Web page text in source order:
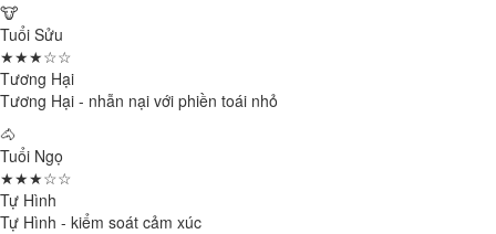
🐮
Tuổi Sửu
★★★☆☆
Tương Hại
Tương Hại - nhẫn nại với phiền toái nhỏ
🐴
Tuổi Ngọ
★★★☆☆
Tự Hình
Tự Hình - kiểm soát cảm xúc